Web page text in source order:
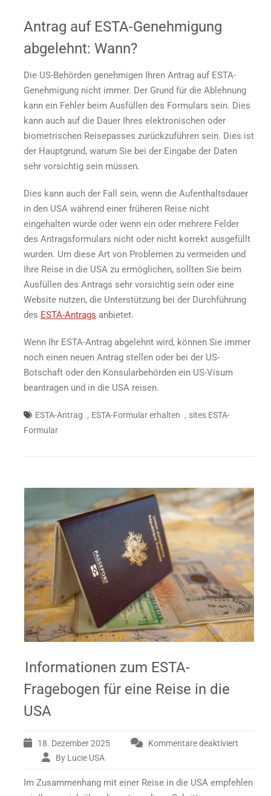
Antrag auf ESTA-Genehmigung
abgelehnt: Wann?
Die US-Behörden genehmigen Ihren Antrag auf ESTA-
Genehmigung nicht immer. Der Grund für die Ablehnung
kann ein Fehler beim Ausfüllen des Formulars sein. Dies
kann auch auf die Dauer Ihres elektronischen oder
biometrischen Reisepasses zurückzuführen sein. Dies ist
der Hauptgrund, warum Sie bei der Eingabe der Daten
sehr vorsichtig sein müssen.
Dies kann auch der Fall sein, wenn die Aufenthaltsdauer
in den USA während einer früheren Reise nicht
eingehalten wurde oder wenn ein oder mehrere Felder
des Antragsformulars nicht oder nicht korrekt ausgefüllt
wurden. Um diese Art von Problemen zu vermeiden und
Ihre Reise in die USA zu ermöglichen, sollten Sie beim
Ausfüllen des Antrags sehr vorsichtig sein oder eine
Website nutzen, die Unterstützung bei der Durchführung
des ESTA-Antrags anbietet.
Wenn Ihr ESTA-Antrag abgelehnt wird, können Sie immer
noch einen neuen Antrag stellen oder bei der US-
Botschaft oder den Konsularbehörden ein US-Visum
beantragen und in die USA reisen.
ESTA-Antrag , ESTA-Formular erhalten , sites ESTA-
Formular
Informationen zum ESTA-
Fragebogen für eine Reise in die
USA
18. Dezember 2025
Kommentare deaktiviert
zum
By Lucie USA
Im Zusammenhang mit einer Reise in die USA empfehlen